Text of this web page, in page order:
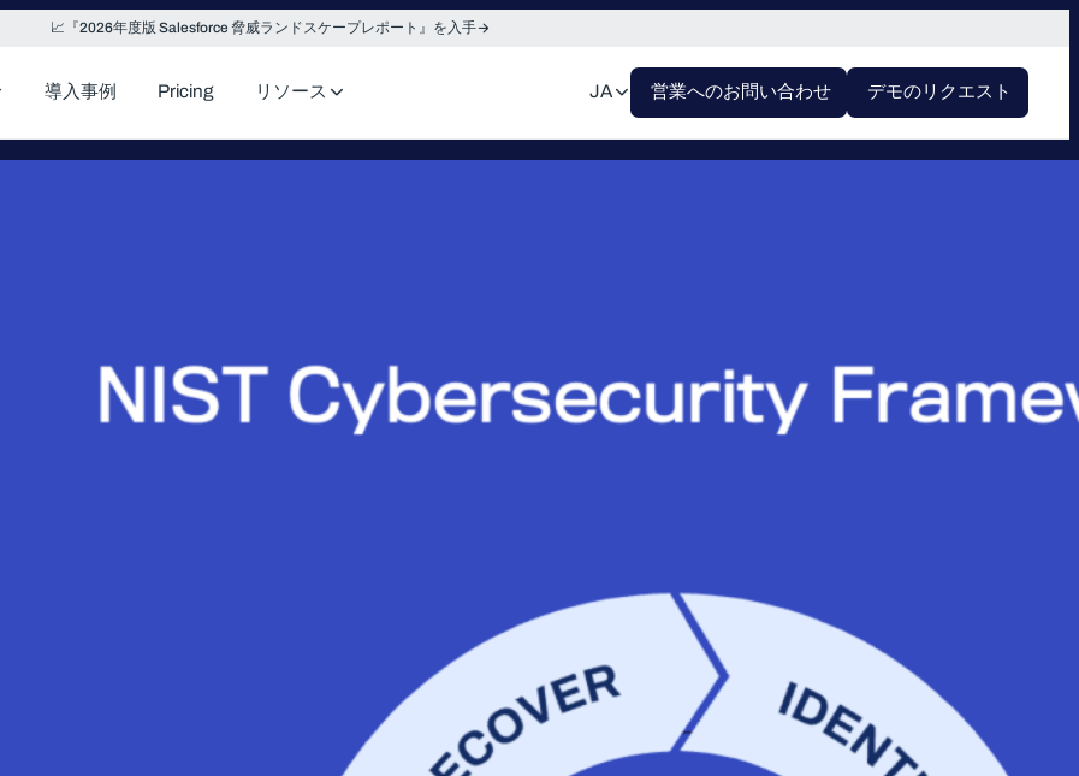
📈『2026年度版 Salesforce 脅威ランドスケープレポート』を入手
導入事例 Pricing リソース JA 営業へのお問い合わせ デモのリクエスト